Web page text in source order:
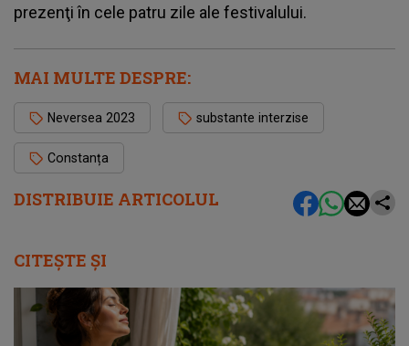
DISTRIBUIE ARTICOLUL
prezenţi în cele patru zile ale festivalului.
MAI MULTE DESPRE:
Neversea 2023 substante interzise
Constanța
CITEȘTE ȘI